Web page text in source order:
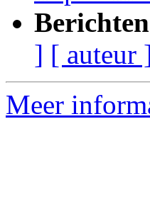
] [ auteur
Meer